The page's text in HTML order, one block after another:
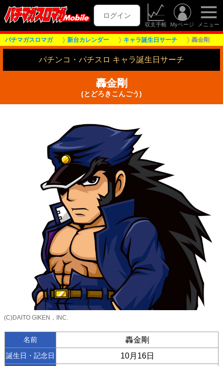
ログイン
収支手帳 Myページ メニュー
パチマガスロマガ 新台カレンダー キャラ誕生日サーチ 轟金剛
パチンコ・パチスロ キャラ誕生日サーチ
轟金剛
(とどろきこんごう)
(C)DAITO GIKEN，INC.
名前 轟金剛
誕生日・記念日 10月16日